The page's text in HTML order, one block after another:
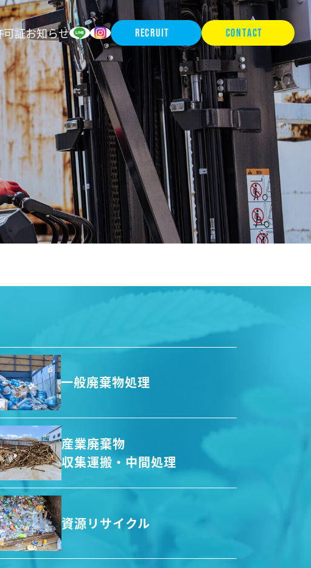
可証お知らせ RECRUIT CONTACT
一般廃棄物処理
産業廃棄物
収集運搬・中間処理
資源リサイクル